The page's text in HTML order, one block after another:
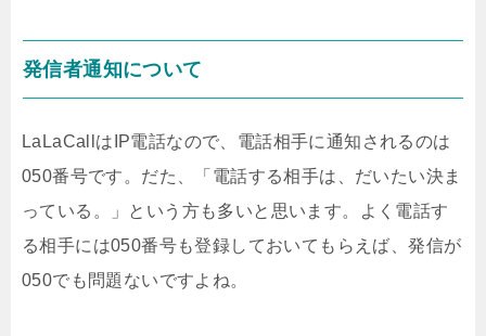
発信者通知について
LaLaCallはIP電話なので、電話相手に通知されるのは
050番号です。だた、「電話する相手は、だいたい決ま
っている。」という方も多いと思います。よく電話す
る相手には050番号も登録しておいてもらえば、発信が
050でも問題ないですよね。